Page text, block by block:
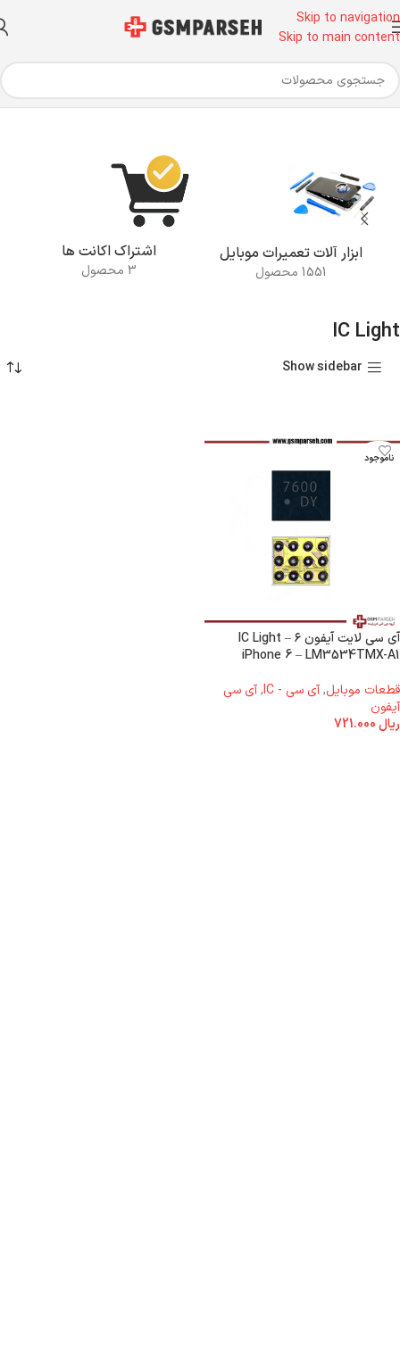
Skip to navigation
Skip to main content
خانه محصولات برچسب خورده “IC Light”
ابزار آلات تعمیرات موبایل
1551 محصول
اشتراک اکانت ها
3 محصول
IC Light
Show sidebar
ناموجود
آی سی لایت آیفون ۶ – IC Light
iPhone 6 – LM3534TMX-A1
قطعات موبایل,آی سی - IC ,آی سی
آیفون
ریال